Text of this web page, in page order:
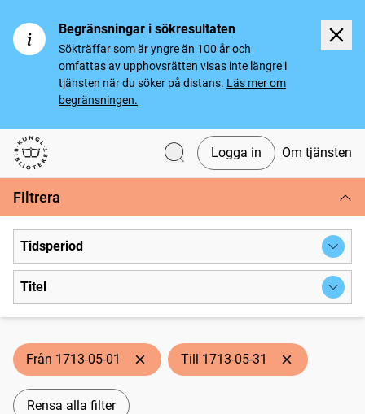
Begränsningar i sökresultaten
Sökträffar som är yngre än 100 år och
omfattas av upphovsrätten visas inte längre i
tjänsten när du söker på distans. Läs mer om
begränsningen.
Svenska tidningar
Logga in Om tjänsten
Filtrera
Tidsperiod
Titel
Från 1713-05-01 Till 1713-05-31
Rensa alla filter